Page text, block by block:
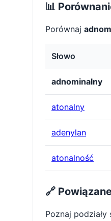
📊
Porównaj
Słowo
adnominalny
atonalny
adenylan
atonalność
🔗
Poznaj